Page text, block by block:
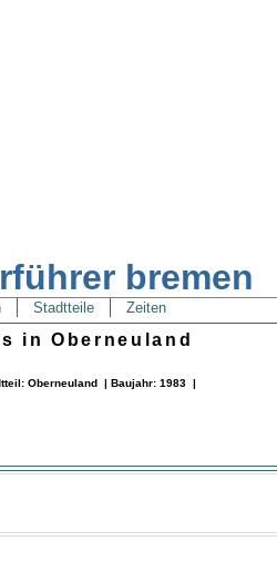
bremen
Stadtteile Zeiten
in Oberneuland
Oberneuland | Baujahr: 1983 |